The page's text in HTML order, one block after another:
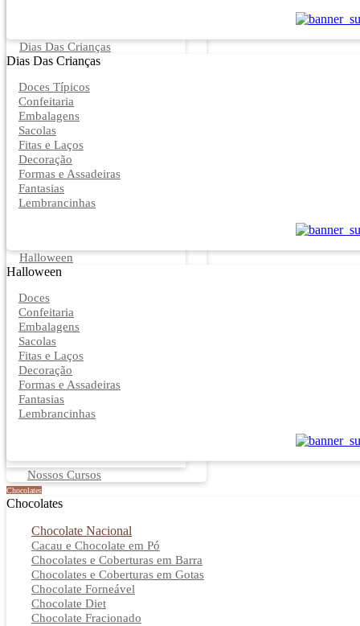
Dias Das Crianças
Dias Das Crianças
Doces Típicos
Confeitaria
Embalagens
Sacolas
Fitas e Laços
Decoração
Formas e Assadeiras
Fantasias
Lembrancinhas
Halloween
Halloween
Doces
Confeitaria
Embalagens
Sacolas
Fitas e Laços
Decoração
Formas e Assadeiras
Fantasias
Lembrancinhas
Nossos Cursos
Chocolates
Chocolates
Chocolate Nacional
Cacau e Chocolate em Pó
Chocolates e Coberturas em Barra
Chocolates e Coberturas em Gotas
Chocolate Forneável
Chocolate Diet
Chocolate Fracionado